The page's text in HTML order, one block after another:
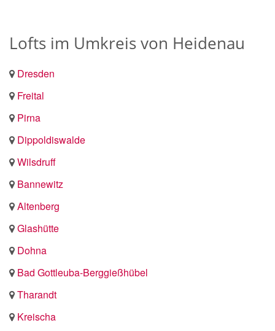
Lofts im Umkreis von Heidenau
Dresden
Freital
Pirna
Dippoldiswalde
Wilsdruff
Bannewitz
Altenberg
Glashütte
Dohna
Bad Gottleuba-Berggießhübel
Tharandt
Kreischa